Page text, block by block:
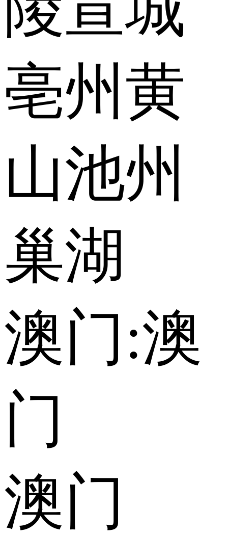
亳州 黄
山池州
巢湖
澳门:澳
门
澳门